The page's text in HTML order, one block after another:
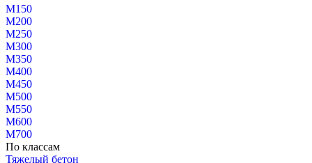
М150
М200
М250
М300
М350
М400
М450
М500
М550
М600
М700
По классам
Тяжелый бетон